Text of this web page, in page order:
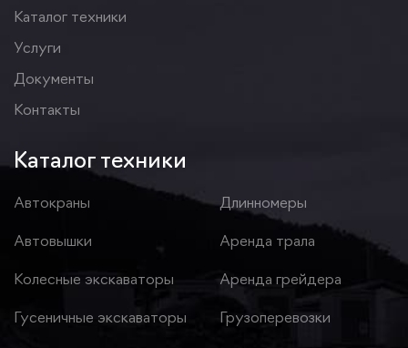
Каталог техники
Услуги
Документы
Контакты
Каталог техники
Автокраны
Автовышки
Колесные экскаваторы
Гусеничные экскаваторы
Длинномеры
Аренда трала
Аренда грейдера
Грузоперевозки